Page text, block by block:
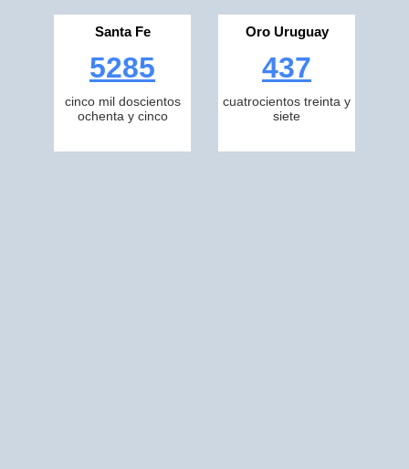
Santa Fe
5285
cinco mil doscientos
ochenta y cinco
Oro Uruguay
437
cuatrocientos treinta y
siete